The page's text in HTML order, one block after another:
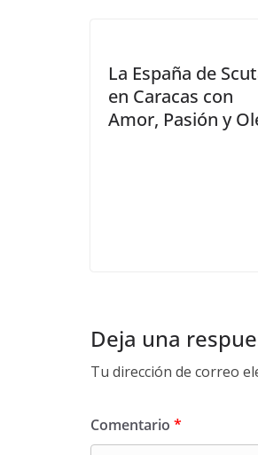
La España de
en Caracas con
Amor, Pasión y
Deja una
Tu dirección de correo
Comentario *